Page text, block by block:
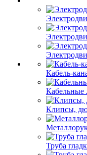
Кабель-
Кабельные
Клипсы,
Труба